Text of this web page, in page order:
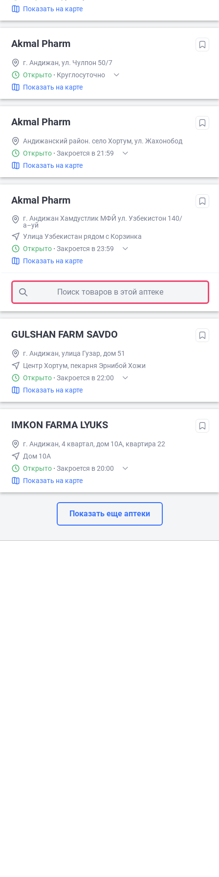
Показать на карте
Akmal Pharm
г. Андижан, ул. Чулпон 50/7
Открыто · Круглосуточно
Показать на карте
Akmal Pharm
Андижанский район. село Хортум, ул. Жахонобод
Открыто · Закроется в 21:59
Показать на карте
Akmal Pharm
г. Андижан Хамдустлик МФЙ ул. Узбекистон 140/
а–уй
Улица Узбекистан рядом с Корзинка
Открыто · Закроется в 23:59
Показать на карте
Поиск товаров в этой аптеке
GULSHAN FARM SAVDO
г. Андижан, улица Гузар, дом 51
Центр Хортум, пекарня Эрнибой Хожи
Открыто · Закроется в 22:00
Показать на карте
IMKON FARMA LYUKS
г. Андижан, 4 квартал, дом 10А, квартира 22
Дом 10А
Открыто · Закроется в 20:00
Показать на карте
Показать еще аптеки